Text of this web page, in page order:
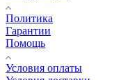
Политика
Гарантии
Помощь
Условия оплаты